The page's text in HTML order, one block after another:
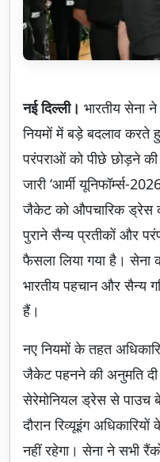
नई दिल्ली। भारतीय सेना
नियमों में बड़े बदलाव करते
परंपराओं को पीछे छोड़ने
जारी ‘आर्मी यूनिफॉर्म्स-
जैकेट को औपचारिक ड्रेस
पुराने सैन्य प्रतीकों और
फैसला लिया गया है।
भारतीय पहचान और सैन्य
हैं।
नए नियमों के तहत
जैकेट पहनने की अनुमति
सेरेमोनियल ड्रेस से पाउच
दौरान रिव्यूइंग
नहीं रहेगा। सेना ने सभी